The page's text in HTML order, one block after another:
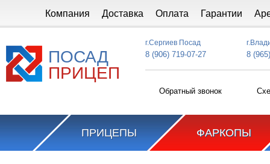
Компания Доставка Оплата Гарантии
ПОСАД
ПРИЦЕП
г.Сергиев Посад
8 (906) 719-07-27 8
Обратный звонок
ПРИЦЕПЫ ФАРКОПЫ